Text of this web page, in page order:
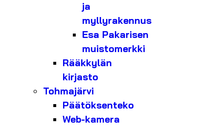
ja
myllyrakennus
Esa Pakarisen
muistomerkki
Rääkkylän
kirjasto
Tohmajärvi
Päätöksenteko
Web-kamera